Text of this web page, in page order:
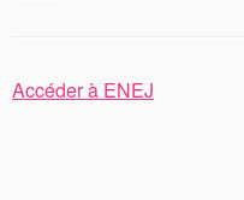
Accéder à ENEJ